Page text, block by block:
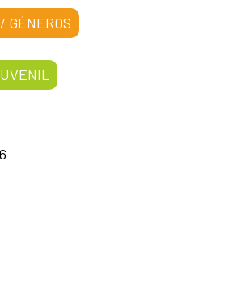
GÉNEROS